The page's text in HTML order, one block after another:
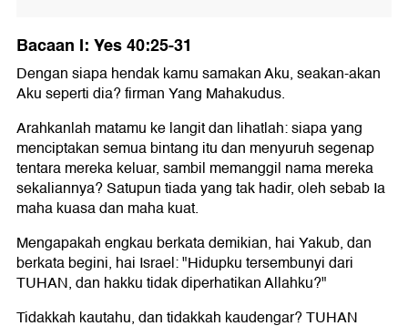
Bacaan I: Yes 40:25-31
Dengan siapa hendak kamu samakan Aku, seakan-akan
Aku seperti dia? firman Yang Mahakudus.
Arahkanlah matamu ke langit dan lihatlah: siapa yang
menciptakan semua bintang itu dan menyuruh segenap
tentara mereka keluar, sambil memanggil nama mereka
sekaliannya? Satupun tiada yang tak hadir, oleh sebab Ia
maha kuasa dan maha kuat.
Mengapakah engkau berkata demikian, hai Yakub, dan
berkata begini, hai Israel: "Hidupku tersembunyi dari
TUHAN, dan hakku tidak diperhatikan Allahku?"
Tidakkah kautahu, dan tidakkah kaudengar? TUHAN